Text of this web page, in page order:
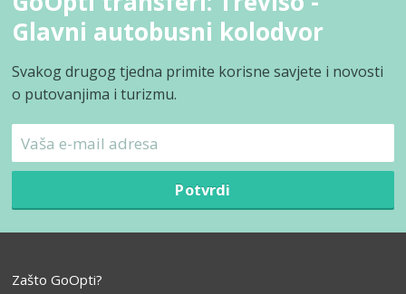
Glavni autobusni kolodvor
Svakog drugog tjedna primite korisne savjete i novosti
o putovanjima i turizmu.
Potvrdi
Zašto GoOpti?